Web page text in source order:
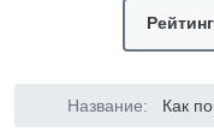
Название: Как